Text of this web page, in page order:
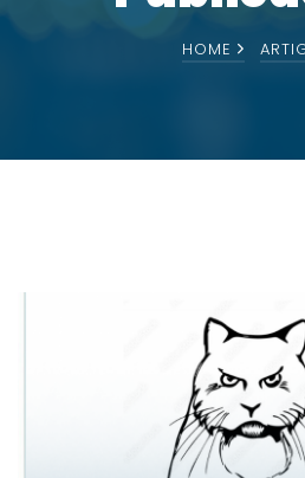
HOME